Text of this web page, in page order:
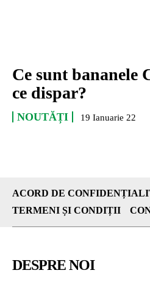
Ce sunt bananele
ce dispar?
NOUTĂȚI 19 Ianuarie 22
ACORD DE
TERMENI ȘI CONDIȚII
DESPRE NOI